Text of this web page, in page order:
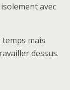
avec
mais
dessus.